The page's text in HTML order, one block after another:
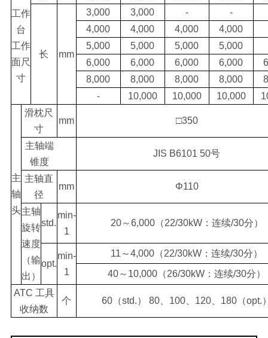
工作
台
工作
面尺
寸
长 mm
3,000 3,000 -
-
4,000
4,000 4,000
4,000
5,000
5,000 5,000
5,000
6,000
6,000 6,000 6,000
8,000
8,000 8,000 8,000
-
10,000 10,000 10,000
主
轴
头
滑枕尺
寸
mm □350
主轴端
锥度
JIS B6101 50号
主轴直
径
mm Φ110
主轴
旋转
速度
（输
出）
std.
min-
1
20～6,000（22/30kW：连续/30分）
opt.
min-
1
11～4,000（22/30kW：连续/30分）
40～10,000（26/30kW：连续/30分）
ATC 工具
收纳数
个 60（std.） 80、100、120、180（opt.